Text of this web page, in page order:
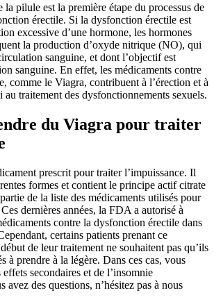
la pilule est la première étape du processus de
érectile. Si la dysfonction érectile est
excessive d’une hormone, les hormones
la production d’oxyde nitrique (NO), qui
sanguine, et dont l’objectif est
sanguine. En effet, les médicaments contre
comme le Viagra, contribuent à l’érection et à
au traitement des dysfonctionnements sexuels.
du Viagra pour traiter
prescrit pour traiter l’impuissance. Il
formes et contient le principe actif citrate
de la liste des médicaments utilisés pour
dernières années, la FDA a autorisé à
contre la dysfonction érectile dans
certains patients prenant ce
de leur traitement ne souhaitent pas qu’ils
à prendre à la légère. Dans ces cas, vous
secondaires et de l’insomnie
avez des questions, n’hésitez pas à nous